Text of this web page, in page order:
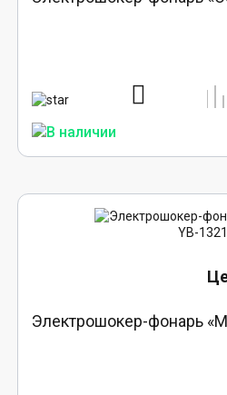
Электрошокер-фонарь